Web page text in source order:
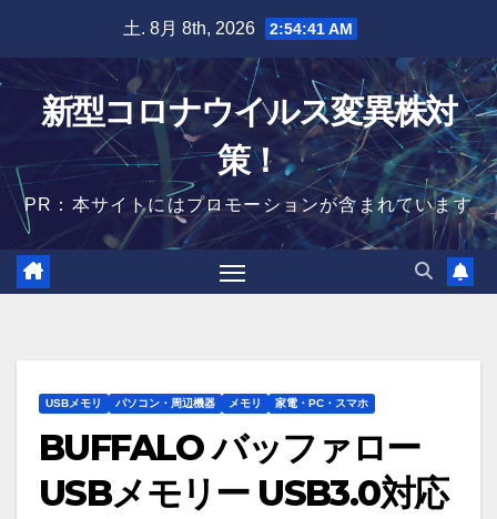
content
土. 8月 8th, 2026 2:54:42 AM
新型コロナウイルス変異株対
策！
PR：本サイトにはプロモーションが含まれています
USBメモリ パソコン・周辺機器 メモリ 家電・PC・スマホ
BUFFALO バッファロー
USBメモリー USB3.0対応